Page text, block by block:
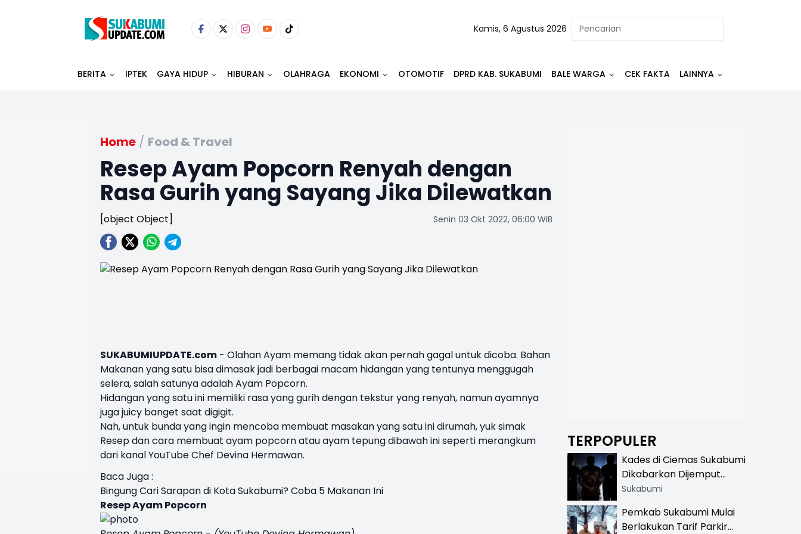
Kamis, 6 Agustus 2026
BERITA IPTEK GAYA HIDUP HIBURAN OLAHRAGA EKONOMI OTOMOTIF DPRD KAB. SUKABUMI BALE WARGA CEK FAKTA LAINNYA
Home / Food & Travel
Resep Ayam Popcorn Renyah dengan
Rasa Gurih yang Sayang Jika Dilewatkan
[object Object] Senin 03 Okt 2022, 06:00 WIB
SUKABUMIUPDATE.com - OlahanAyam memang tidak akan pernah gagal untuk dicoba. Bahan
Makanan yang satu bisa dimasak jadi berbagai macam hidangan yang tentunya menggugah
selera, salah satunya adalahAyam Popcorn.
Hidangan yang satu ini memiliki rasa yang gurih dengan tekstur yang renyah, namun ayamnya
juga juicy banget saat digigit.
Nah, untuk bunda yang ingin mencoba membuat masakan yang satu ini dirumah, yuk simak
Resep dan cara membuat ayam popcorn atau ayam tepung dibawah ini seperti merangkum
dari kanal YouTube Chef Devina Hermawan.
Baca Juga :
Bingung Cari Sarapan di Kota Sukabumi? Coba 5 Makanan Ini
Resep Ayam Popcorn
TERPOPULER
Kades di Ciemas Sukabumi
Dikabarkan Dijemput
Satnarkoba, Polisi
Sukabumi
Pemkab Sukabumi Mulai
Berlakukan Tarif Parkir